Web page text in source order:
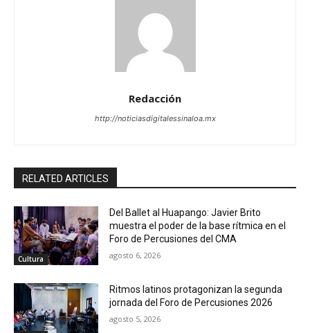
Redacción
http://noticiasdigitalessinaloa.mx
RELATED ARTICLES
Cultura
Del Ballet al Huapango: Javier Brito
muestra el poder de la base rítmica en el
Foro de Percusiones del CMA
agosto 6, 2026
Ritmos latinos protagonizan la segunda
jornada del Foro de Percusiones 2026
agosto 5, 2026